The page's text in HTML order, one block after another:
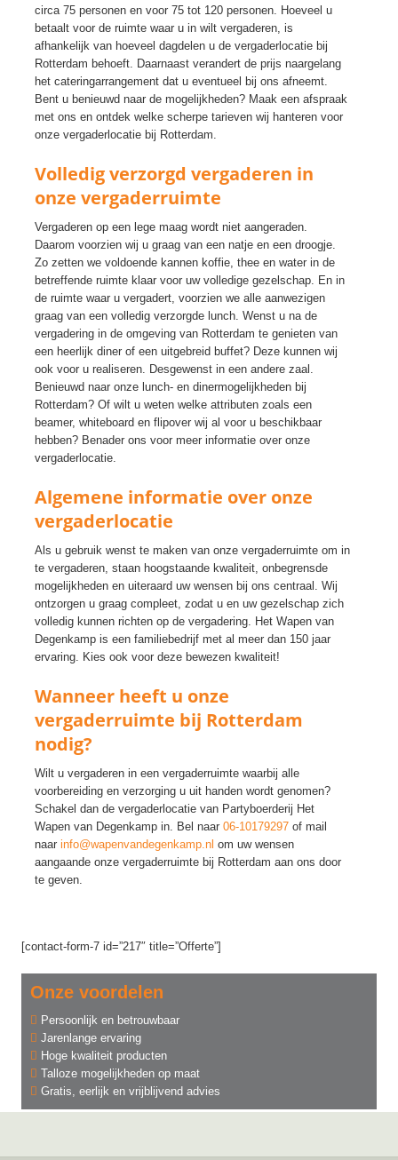
circa 75 personen en voor 75 tot 120 personen. Hoeveel u
betaalt voor de ruimte waar u in wilt vergaderen, is
afhankelijk van hoeveel dagdelen u de vergaderlocatie bij
Rotterdam behoeft. Daarnaast verandert de prijs naargelang
het cateringarrangement dat u eventueel bij ons afneemt.
Bent u benieuwd naar de mogelijkheden? Maak een afspraak
met ons en ontdek welke scherpe tarieven wij hanteren voor
onze vergaderlocatie bij Rotterdam.
Volledig verzorgd vergaderen in
onze vergaderruimte
Vergaderen op een lege maag wordt niet aangeraden.
Daarom voorzien wij u graag van een natje en een droogje.
Zo zetten we voldoende kannen koffie, thee en water in de
betreffende ruimte klaar voor uw volledige gezelschap. En in
de ruimte waar u vergadert, voorzien we alle aanwezigen
graag van een volledig verzorgde lunch. Wenst u na de
vergadering in de omgeving van Rotterdam te genieten van
een heerlijk diner of een uitgebreid buffet? Deze kunnen wij
ook voor u realiseren. Desgewenst in een andere zaal.
Benieuwd naar onze lunch- en dinermogelijkheden bij
Rotterdam? Of wilt u weten welke attributen zoals een
beamer, whiteboard en flipover wij al voor u beschikbaar
hebben? Benader ons voor meer informatie over onze
vergaderlocatie.
Algemene informatie over onze
vergaderlocatie
Als u gebruik wenst te maken van onze vergaderruimte om in
te vergaderen, staan hoogstaande kwaliteit, onbegrensde
mogelijkheden en uiteraard uw wensen bij ons centraal. Wij
ontzorgen u graag compleet, zodat u en uw gezelschap zich
volledig kunnen richten op de vergadering. Het Wapen van
Degenkamp is een familiebedrijf met al meer dan 150 jaar
ervaring. Kies ook voor deze bewezen kwaliteit!
Wanneer heeft u onze
vergaderruimte bij Rotterdam
nodig?
Wilt u vergaderen in een vergaderruimte waarbij alle
voorbereiding en verzorging u uit handen wordt genomen?
Schakel dan de vergaderlocatie van Partyboerderij Het
Wapen van Degenkamp in. Bel naar 06-10179297 of mail
naar info@wapenvandegenkamp.nl om uw wensen
aangaande onze vergaderruimte bij Rotterdam aan ons door
te geven.
[contact-form-7 id=”217″ title=”Offerte”]
Onze voordelen
Persoonlijk en betrouwbaar
Jarenlange ervaring
Hoge kwaliteit producten
Talloze mogelijkheden op maat
Gratis, eerlijk en vrijblijvend advies